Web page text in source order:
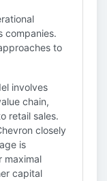
companies.
to
involves
chain,
retail sales.
closely
is
maximal
capital